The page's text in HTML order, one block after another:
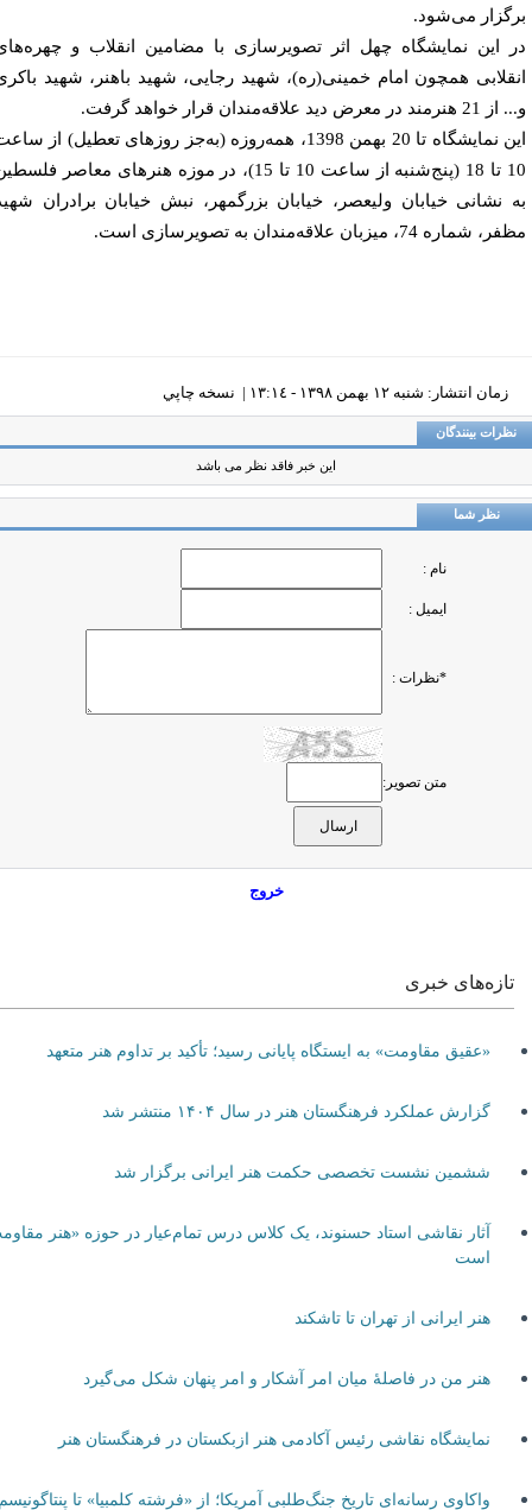
می‌شود.
این نمایشگاه چهل اثر تصویرسازی با مضامین انقلاب و چهره‌های
همچون امام خمینی(ره)، شهید رجایی، شهید باهنر، شهید باکری
دید علاقه‌مندان قرار خواهد گرفت.
این نمایشگاه تا 20 بهمن 1398، همه‌روزه (به‌جز روزهای تعطیل) از ساعت
10 تا 18 (پنج‌شنبه از ساعت 10 تا 15)، در موزه هنرهای معاصر فلسطین
نشانی خیابان ولیعصر، خیابان بزرگمهر، نبش خیابان برادران شهید
74، میزبان علاقه‌مندان به تصویرسازی است.
زمان انتشار: شنبه ١٢ بهمن ١٣٩٨ - ١٣:١٤ | نسخه چاپي
بینندگان
این خبر فاقد نظر می باشد
نظر شما
نام :
ایمیل :
*نظرات :
متن تصویر:
خروج
تازه‌های خبری
«عقیق مقاومت» به ایستگاه پایانی رسید؛ تأکید بر تداوم هنر متعهد
گزارش عملکرد فرهنگستان هنر در سال ۱۴۰۴ منتشر شد
ششمین نشست تخصصی حکمت هنر ایرانی برگزار شد
آثار نقاشی استاد حسنوند، یک کلاس درس تمام‌عیار در حوزه «هنر
است
هنر ایرانی از تهران تا تاشکند
هنر من در فاصلۀ میان امر آشکار و امر پنهان شکل می‌گیرد
نمایشگاه نقاشی رئیس آکادمی هنر ازبکستان در فرهنگستان هنر
واکاوی رسانه‌ای تاریخ جنگ‌طلبی آمریکا؛ از «فرشته کلمبیا» تا پنتاگونیسم